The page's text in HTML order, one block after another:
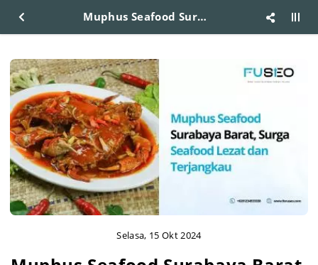
Muphus Seafood Surabaya Barat, Surga Seafood Lezat dan Terjangkau
Selasa, 15 Okt 2024